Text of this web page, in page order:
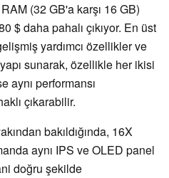
(32 GB'a karşı 16 GB)
$ daha pahalı çıkıyor. En üst
yardımcı özellikler ve
sunarak, özellikle her ikisi
aynı performansı
çıkarabilir.
bakıldığında, 16X
aynı IPS ve OLED panel
doğru şekilde